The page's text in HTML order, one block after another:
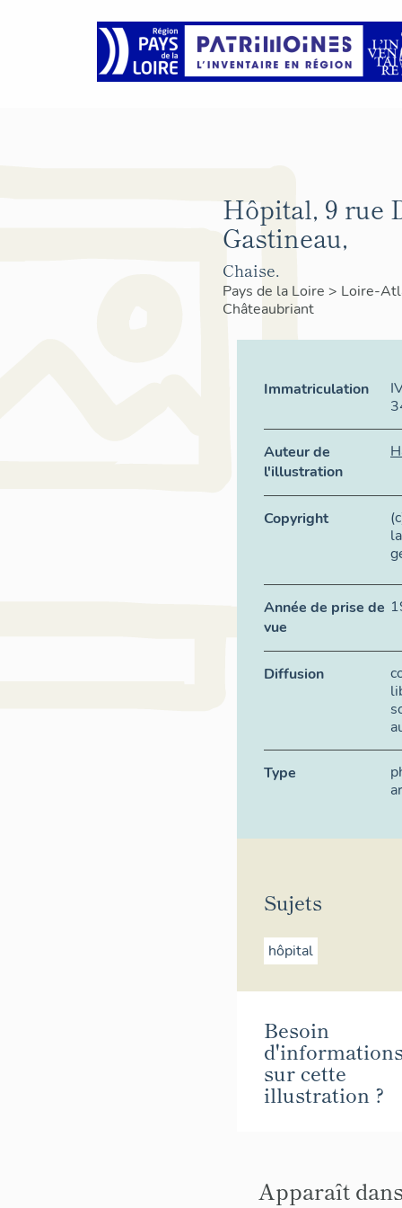
Hôpital, 9 rue
Gastineau,
Chaise.
Pays de la Loire > Loire-
Châteaubriant
Immatriculation
Auteur de
l'illustration
Copyright
Année de prise de
vue
Diffusion
Type
Sujets
hôpital
Besoin
sur cette
illustration ?
Apparaît